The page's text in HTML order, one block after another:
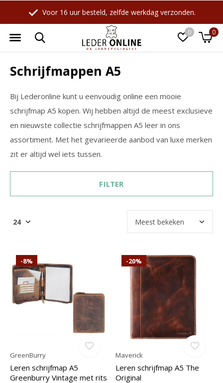
0 0
Voor 16 uur besteld, zelfde werkdag verzonden.
Schrijfmappen A5
Bij Lederonline kunt u eenvoudig online een mooie
schrijfmap A5 kopen. Wij hebben altijd de meest exclusieve
en nieuwste collectie schrijfmappen A5 leer in ons
assortiment. Met het gevarieerde aanbod van luxe merken
zit er altijd wel iets tussen.
FILTER
-8%
GreenBurry
Leren schrijfmap A5
Greenburry Vintage met rits
-20%
Maverick
Leren schrijfmap A5 The
Original